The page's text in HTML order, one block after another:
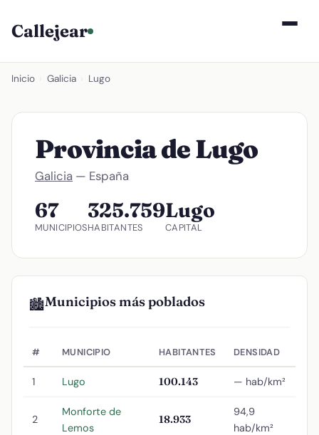
Callejear
Inicio Galicia Lugo
Provincia de Lugo
Galicia — España
67
MUNICIPIOS
325.759
HABITANTES
Lugo
CAPITAL
🏙️Municipios más poblados
# MUNICIPIO HABITANTES DENSIDAD
1 Lugo 100.143 — hab/km²
2
Monforte de
Lemos
18.933
94,9
hab/km²